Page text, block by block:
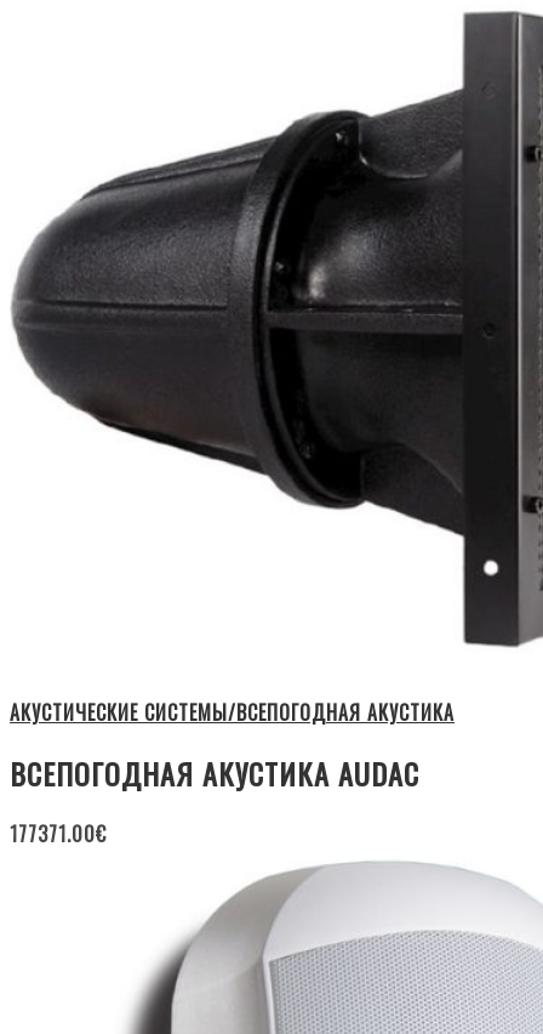
АКУСТИЧЕСКИЕ СИСТЕМЫ/ВСЕПОГОДНАЯ АКУСТИКА
ВСЕПОГОДНАЯ АКУСТИКА AUDAC
177371.00€